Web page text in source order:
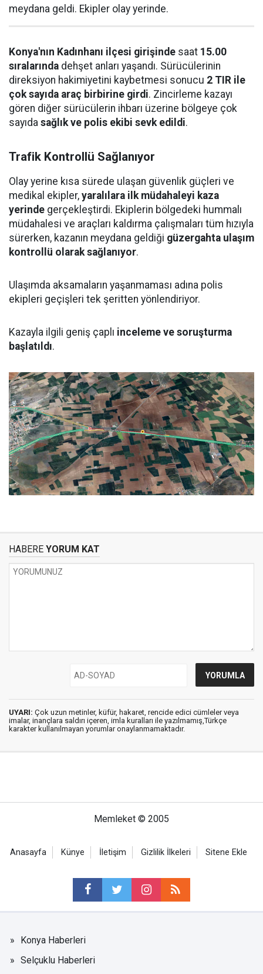
meydana geldi. Ekipler olay yerinde.
Konya'nın Kadınhanı ilçesi girişinde saat 15.00
sıralarında dehşet anları yaşandı. Sürücülerinin
direksiyon hakimiyetini kaybetmesi sonucu 2 TIR ile
çok sayıda araç birbirine girdi. Zincirleme kazayı
gören diğer sürücülerin ihbarı üzerine bölgeye çok
sayıda sağlık ve polis ekibi sevk edildi.
Trafik Kontrollü Sağlanıyor
Olay yerine kısa sürede ulaşan güvenlik güçleri ve
medikal ekipler, yaralılara ilk müdahaleyi kaza
yerinde gerçekleştirdi. Ekiplerin bölgedeki hummalı
müdahalesi ve araçları kaldırma çalışmaları tüm hızıyla
sürerken, kazanın meydana geldiği güzergahta ulaşım
kontrollü olarak sağlanıyor.
Ulaşımda aksamaların yaşanmaması adına polis
ekipleri geçişleri tek şeritten yönlendiriyor.
Kazayla ilgili geniş çaplı inceleme ve soruşturma
başlatıldı.
HABERE YORUM KAT
UYARI: Çok uzun metinler, küfür, hakaret, rencide edici cümleler veya
imalar, inançlara saldırı içeren, imla kuralları ile yazılmamış,Türkçe
karakter kullanılmayan yorumlar onaylanmamaktadır.
Memleket © 2005
Anasayfa Künye İletişim Gizlilik İlkeleri Sitene Ekle
Konya Haberleri
Selçuklu Haberleri